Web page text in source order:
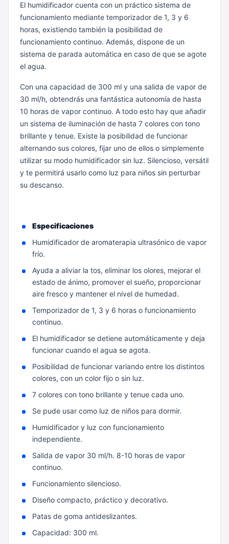
El humidificador cuenta con un práctico sistema de
funcionamiento mediante temporizador de 1, 3 y 6
horas, existiendo también la posibilidad de
funcionamiento continuo. Además, dispone de un
sistema de parada automática en caso de que se agote
el agua.
Con una capacidad de 300 ml y una salida de vapor de
30 ml/h, obtendrás una fantástica autonomía de hasta
10 horas de vapor continuo. A todo esto hay que añadir
un sistema de iluminación de hasta 7 colores con tono
brillante y tenue. Existe la posibilidad de funcionar
alternando sus colores, fijar uno de ellos o simplemente
utilizar su modo humidificador sin luz. Silencioso, versátil
y te permitirá usarlo como luz para niños sin perturbar
su descanso.
Especificaciones
Humidificador de aromaterapia ultrasónico de vapor
frío.
Ayuda a aliviar la tos, eliminar los olores, mejorar el
estado de ánimo, promover el sueño, proporcionar
aire fresco y mantener el nivel de humedad.
Temporizador de 1, 3 y 6 horas o funcionamiento
continuo.
El humidificador se detiene automáticamente y deja
funcionar cuando el agua se agota.
Posibilidad de funcionar variando entre los distintos
colores, con un color fijo o sin luz.
7 colores con tono brillante y tenue cada uno.
Se pude usar como luz de niños para dormir.
Humidificador y luz con funcionamiento
independiente.
Salida de vapor 30 ml/h. 8-10 horas de vapor
continuo.
Funcionamiento silencioso.
Diseño compacto, práctico y decorativo.
Patas de goma antideslizantes.
Capacidad: 300 ml.